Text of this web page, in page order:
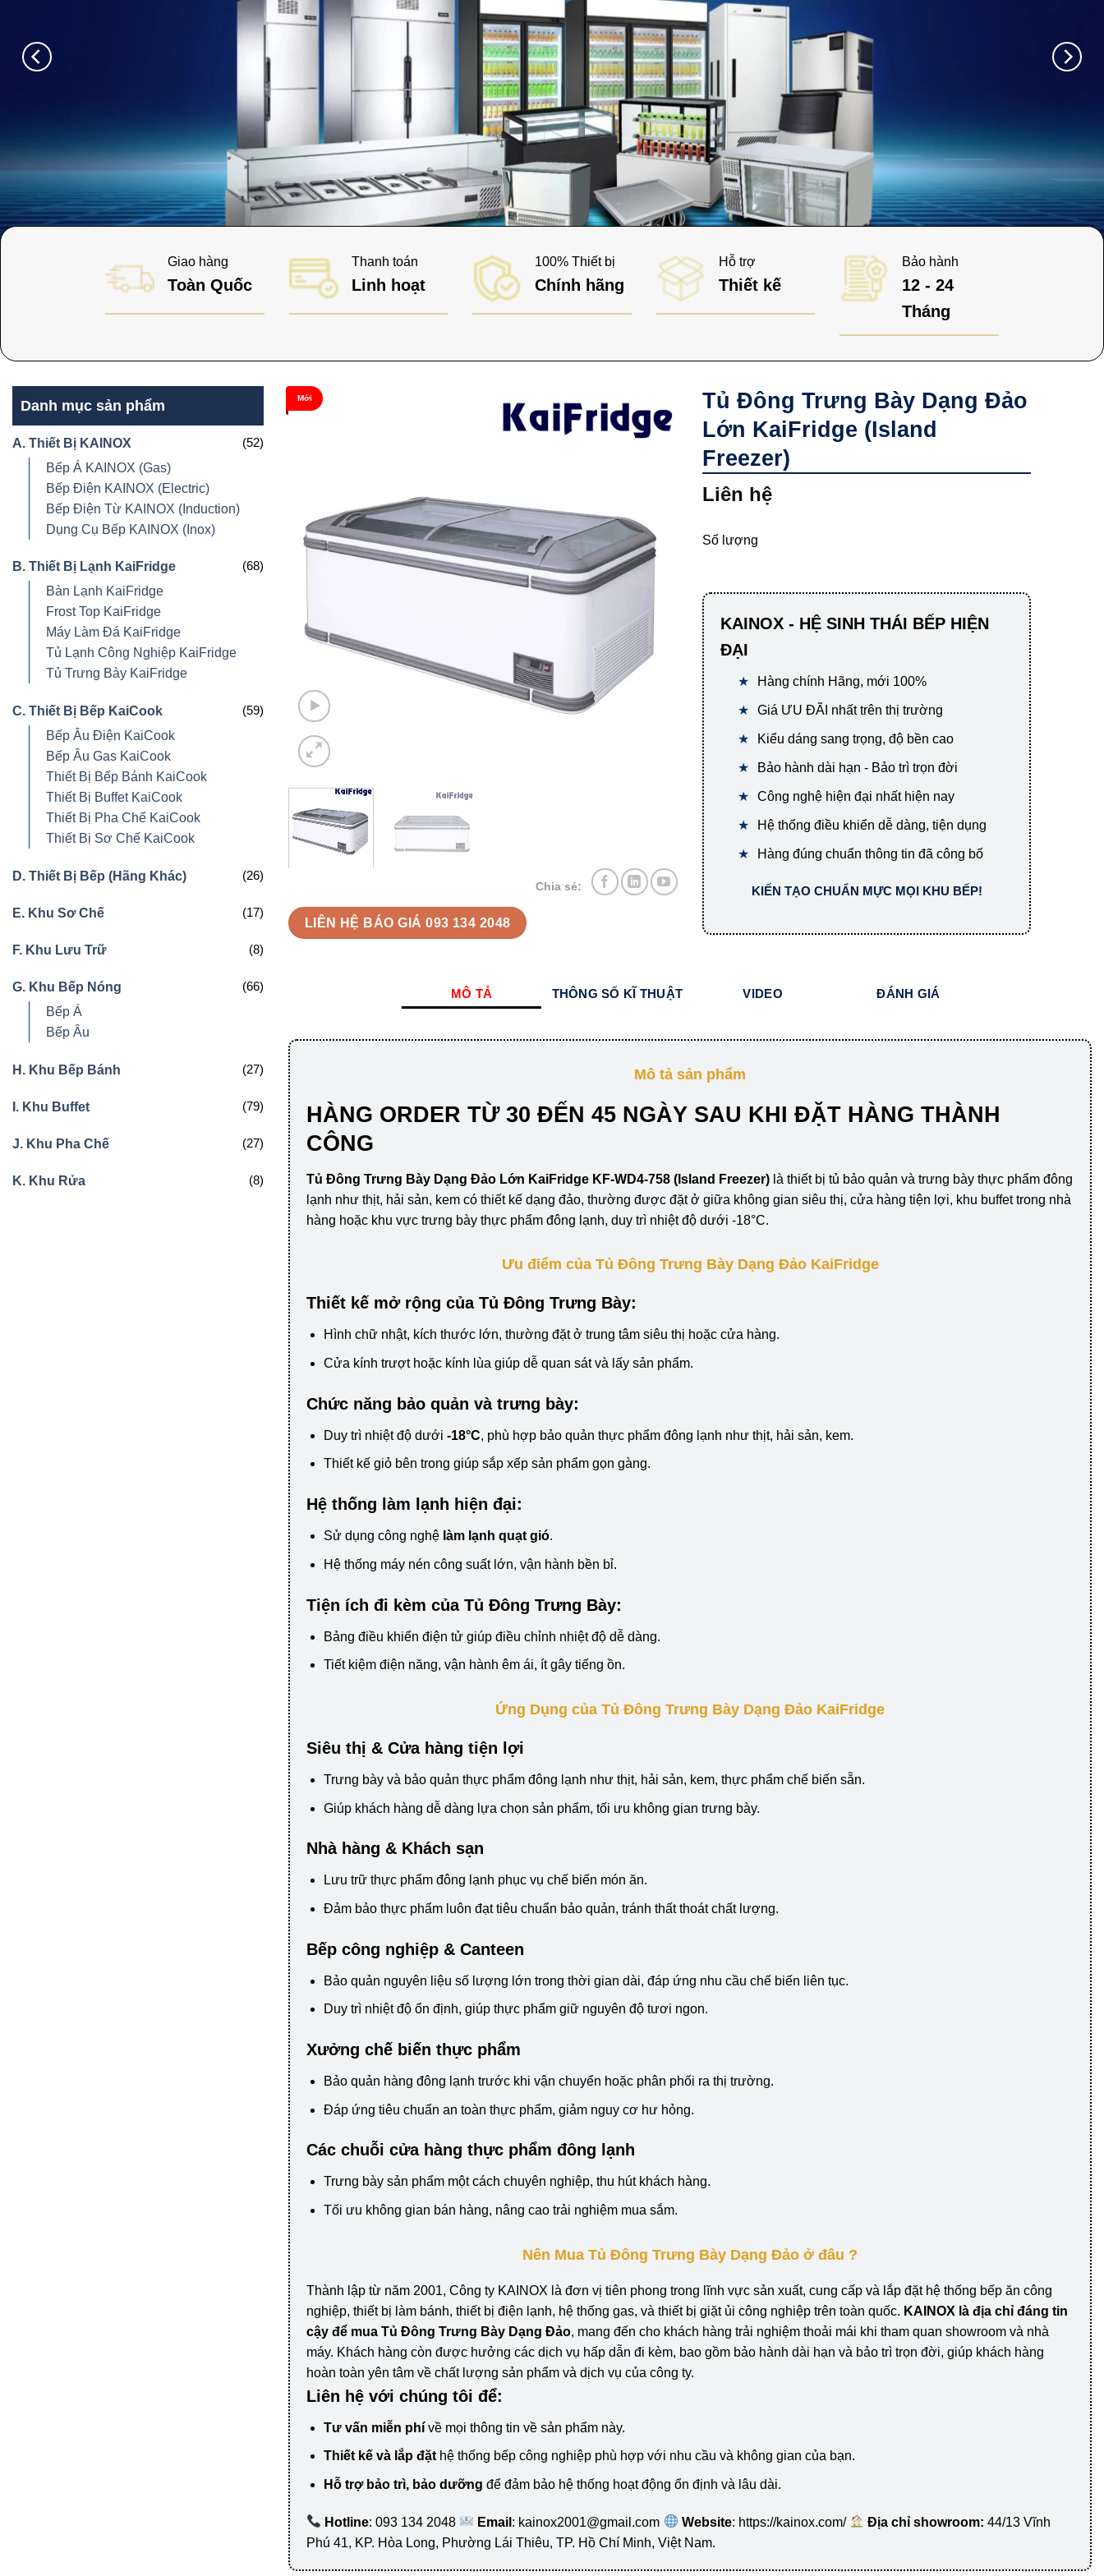
Tủ Đông Trưng Bày Dạng Đảo Lớn KaiFridge (Island
Freezer)
Giao hàng
Toàn Quốc
Thanh toán
Linh hoạt
100% Thiết bị
Chính hãng
Hỗ trợ
Thiết kế
Bảo hành
12 - 24
Tháng
Danh mục sản phẩm
A. Thiết Bị KAINOX
(52)
Bếp Á KAINOX (Gas)
Bếp Điện KAINOX (Electric)
Bếp Điện Từ KAINOX (Induction)
Dụng Cụ Bếp KAINOX (Inox)
B. Thiết Bị Lạnh KaiFridge
(68)
Bàn Lạnh KaiFridge
Frost Top KaiFridge
Máy Làm Đá KaiFridge
Tủ Lạnh Công Nghiệp KaiFridge
Tủ Trưng Bày KaiFridge
C. Thiết Bị Bếp KaiCook
(59)
Bếp Âu Điện KaiCook
Bếp Âu Gas KaiCook
Thiết Bị Bếp Bánh KaiCook
Thiết Bị Buffet KaiCook
Thiết Bị Pha Chế KaiCook
Thiết Bị Sơ Chế KaiCook
D. Thiết Bị Bếp (Hãng Khác) (26)
E. Khu Sơ Chế (17)
F. Khu Lưu Trữ (8)
G. Khu Bếp Nóng
(66)
Bếp Á
Bếp Âu
H. Khu Bếp Bánh (27)
I. Khu Buffet (79)
J. Khu Pha Chế (27)
K. Khu Rửa (8)
Mới
Chia sẻ:
LIÊN HỆ BÁO GIÁ 093 134 2048
Tủ Đông Trưng Bày Dạng Đảo
Lớn KaiFridge (Island
Freezer)
Liên hệ
Số lượng
KAINOX - HỆ SINH THÁI BẾP HIỆN
ĐẠI
Hàng chính Hãng, mới 100%
Giá ƯU ĐÃI nhất trên thị trường
Kiểu dáng sang trọng, độ bền cao
Bảo hành dài hạn - Bảo trì trọn đời
Công nghệ hiện đại nhất hiện nay
Hệ thống điều khiển dễ dàng, tiện dụng
Hàng đúng chuẩn thông tin đã công bố
KIẾN TẠO CHUẨN MỰC MỌI KHU BẾP!
MÔ TẢ THÔNG SỐ KĨ THUẬT VIDEO ĐÁNH GIÁ
Mô tả sản phẩm
HÀNG ORDER TỪ 30 ĐẾN 45 NGÀY SAU KHI ĐẶT HÀNG THÀNH
CÔNG
Tủ Đông Trưng Bày Dạng Đảo Lớn KaiFridge KF-WD4-758 (Island Freezer) là thiết bị tủ bảo quản và trưng bày thực phẩm đông
lạnh như thịt, hải sản, kem có thiết kế dạng đảo, thường được đặt ở giữa không gian siêu thị, cửa hàng tiện lợi, khu buffet trong nhà
hàng hoặc khu vực trưng bày thực phẩm đông lạnh, duy trì nhiệt độ dưới -18°C.
Ưu điểm của Tủ Đông Trưng Bày Dạng Đảo KaiFridge
Thiết kế mở rộng của Tủ Đông Trưng Bày:
Hình chữ nhật, kích thước lớn, thường đặt ở trung tâm siêu thị hoặc cửa hàng.
Cửa kính trượt hoặc kính lùa giúp dễ quan sát và lấy sản phẩm.
Chức năng bảo quản và trưng bày:
Duy trì nhiệt độ dưới -18°C, phù hợp bảo quản thực phẩm đông lạnh như thịt, hải sản, kem.
Thiết kế giỏ bên trong giúp sắp xếp sản phẩm gọn gàng.
Hệ thống làm lạnh hiện đại:
Sử dụng công nghệ làm lạnh quạt gió.
Hệ thống máy nén công suất lớn, vận hành bền bỉ.
Tiện ích đi kèm của Tủ Đông Trưng Bày:
Bảng điều khiển điện tử giúp điều chỉnh nhiệt độ dễ dàng.
Tiết kiệm điện năng, vận hành êm ái, ít gây tiếng ồn.
Ứng Dụng của Tủ Đông Trưng Bày Dạng Đảo KaiFridge
Siêu thị & Cửa hàng tiện lợi
Trưng bày và bảo quản thực phẩm đông lạnh như thịt, hải sản, kem, thực phẩm chế biến sẵn.
Giúp khách hàng dễ dàng lựa chọn sản phẩm, tối ưu không gian trưng bày.
Nhà hàng & Khách sạn
Lưu trữ thực phẩm đông lạnh phục vụ chế biến món ăn.
Đảm bảo thực phẩm luôn đạt tiêu chuẩn bảo quản, tránh thất thoát chất lượng.
Bếp công nghiệp & Canteen
Bảo quản nguyên liệu số lượng lớn trong thời gian dài, đáp ứng nhu cầu chế biến liên tục.
Duy trì nhiệt độ ổn định, giúp thực phẩm giữ nguyên độ tươi ngon.
Xưởng chế biến thực phẩm
Bảo quản hàng đông lạnh trước khi vận chuyển hoặc phân phối ra thị trường.
Đáp ứng tiêu chuẩn an toàn thực phẩm, giảm nguy cơ hư hỏng.
Các chuỗi cửa hàng thực phẩm đông lạnh
Trưng bày sản phẩm một cách chuyên nghiệp, thu hút khách hàng.
Tối ưu không gian bán hàng, nâng cao trải nghiệm mua sắm.
Nên Mua Tủ Đông Trưng Bày Dạng Đảo ở đâu ?
Thành lập từ năm 2001, Công ty KAINOX là đơn vị tiên phong trong lĩnh vực sản xuất, cung cấp và lắp đặt hệ thống bếp ăn công
nghiệp, thiết bị làm bánh, thiết bị điện lạnh, hệ thống gas, và thiết bị giặt ủi công nghiệp trên toàn quốc. KAINOX là địa chỉ đáng tin
cậy để mua Tủ Đông Trưng Bày Dạng Đảo, mang đến cho khách hàng trải nghiệm thoải mái khi tham quan showroom và nhà
máy. Khách hàng còn được hưởng các dịch vụ hấp dẫn đi kèm, bao gồm bảo hành dài hạn và bảo trì trọn đời, giúp khách hàng
hoàn toàn yên tâm về chất lượng sản phẩm và dịch vụ của công ty.
Liên hệ với chúng tôi để:
Tư vấn miễn phívề mọi thông tin về sản phẩm này.
Thiết kế và lắp đặthệ thống bếp công nghiệp phù hợp với nhu cầu và không gian của bạn.
Hỗ trợ bảo trì, bảo dưỡng để đảm bảo hệ thống hoạt động ổn định và lâu dài.
Hotline: 093 134 2048 Email : kainox2001@gmail.com Website: https://kainox.com/ Địa chỉ showroom: 44/13 Vĩnh
Phú 41, KP. Hòa Long, Phường Lái Thiêu, TP. Hồ Chí Minh, Việt Nam.